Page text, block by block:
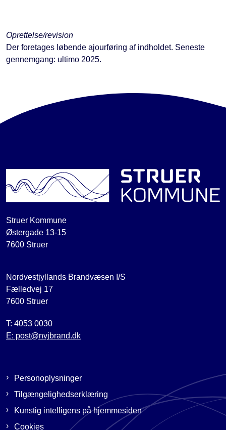
Oprettelse/revision
Der foretages løbende ajourføring af indholdet. Seneste
gennemgang: ultimo 2025.
Struer Kommune
Østergade 13-15
7600 Struer
Nordvestjyllands Brandvæsen I/S
Fælledvej 17
7600 Struer
T: 4053 0030
E: post@nvjbrand.dk
Personoplysninger
Tilgængelighedserklæring
Kunstig intelligens på hjemmesiden
Cookies